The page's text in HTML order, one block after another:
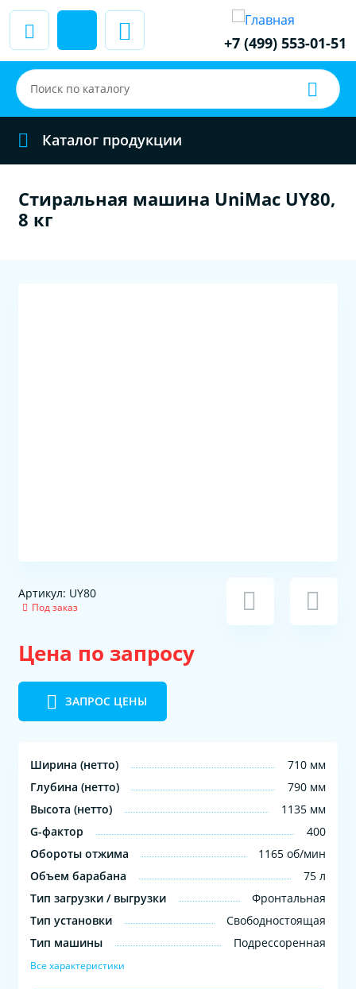
+7 (499) 553-01-51
Каталог продукции
Стиральная машина UniMac UY80,
8 кг
Артикул: UY80
Под заказ
Цена по запросу
ЗАПРОС ЦЕНЫ
Ширина (нетто)
710 мм
Глубина (нетто)
790 мм
Высота (нетто)
1135 мм
G-фактор
400
Обороты отжима
1165 об/мин
Объем барабана
75 л
Тип загрузки / выгрузки
Фронтальная
Тип установки
Свободностоящая
Тип машины
Подрессоренная
Все характеристики